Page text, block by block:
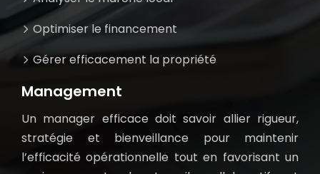
Optimiser le financement
Gérer efficacement la propriété
Management
Un manager efficace doit savoir allier rigueur,
stratégie et bienveillance pour maintenir
l’efficacité opérationnelle tout en favorisant un